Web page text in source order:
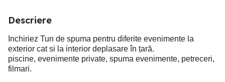
Descriere
Inchiriez Tun de spuma pentru diferite evenimente la
exterior cat si la interior deplasare în țară.
piscine, evenimente private, spuma evenimente, petreceri,
filmari.